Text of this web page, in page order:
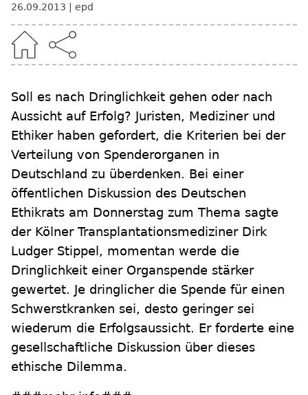
26.09.2013 epd
Soll es nach Dringlichkeit gehen oder nach
Aussicht auf Erfolg? Juristen, Mediziner und
Ethiker haben gefordert, die Kriterien bei der
Verteilung von Spenderorganen in
Deutschland zu überdenken. Bei einer
öffentlichen Diskussion des Deutschen
Ethikrats am Donnerstag zum Thema sagte
der Kölner Transplantationsmediziner Dirk
Ludger Stippel, momentan werde die
Dringlichkeit einer Organspende stärker
gewertet. Je dringlicher die Spende für einen
Schwerstkranken sei, desto geringer sei
wiederum die Erfolgsaussicht. Er forderte eine
gesellschaftliche Diskussion über dieses
ethische Dilemma.